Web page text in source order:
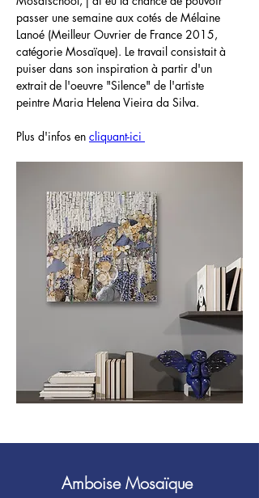
Previous Next
passer une semaine aux cotés de Mélaine
Lanoé (Meilleur Ouvrier de France 2015,
catégorie Mosaïque). Le travail consistait à
puiser dans son inspiration à partir d'un
extrait de l'oeuvre "Silence" de l'artiste
peintre Maria Helena Vieira da Silva.
Plus d'infos en cliquant-ici
Amboise Mosaïque